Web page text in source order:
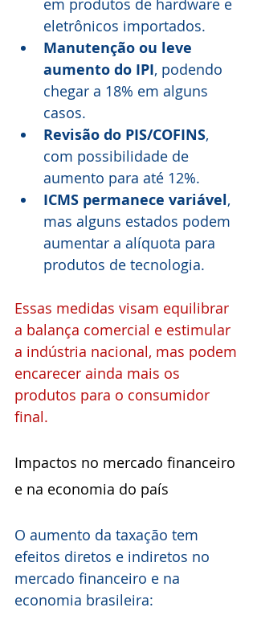
eletrônicos importados.
Manutenção ou leve
aumento do IPI, podendo
chegar a 18% em alguns
casos.
Revisão do PIS/COFINS,
com possibilidade de
aumento para até 12%.
ICMS permanece variável,
mas alguns estados podem
aumentar a alíquota para
produtos de tecnologia.
Essas medidas visam equilibrar
a balança comercial e estimular
a indústria nacional, mas podem
encarecer ainda mais os
produtos para o consumidor
final.
Impactos no mercado financeiro
e na economia do país
O aumento da taxação tem
efeitos diretos e indiretos no
mercado financeiro e na
economia brasileira: